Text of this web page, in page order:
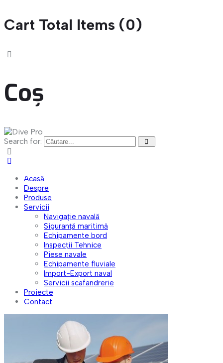
Cart Total Items (0)
Coș
Search for:
Acasă
Despre
Produse
Servicii
Navigație navală
Siguranță maritimă
Echipamente bord
Inspecții Tehnice
Piese navale
Echipamente fluviale
Import-Export naval
Servicii scafandrerie
Proiecte
Contact